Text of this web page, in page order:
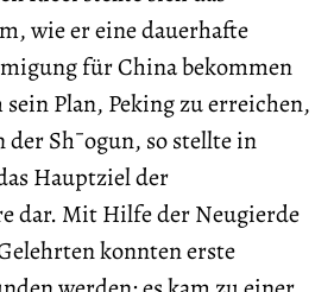
wie er eine dauerhafte
für China bekommen
Plan, Peking zu erreichen,
der Sh¯ogun, so stellte in
Hauptziel der
dar. Mit Hilfe der Neugierde
konnten erste